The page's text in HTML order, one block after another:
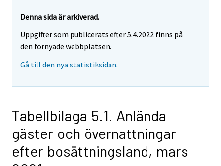
Denna sida är arkiverad.
Uppgifter som publicerats efter 5.4.2022 finns på
den förnyade webbplatsen.
Gå till den nya statistiksidan.
Tabellbilaga 5.1. Anlända
gäster och övernattningar
efter bosättningsland, mars